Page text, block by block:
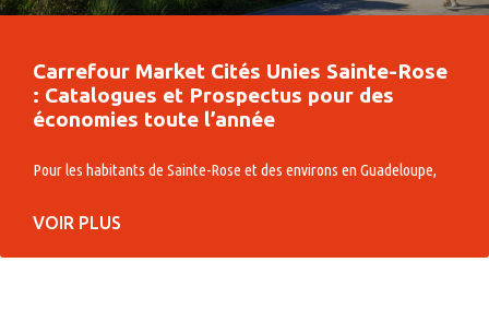
Carrefour Market Cités Unies Sainte-Rose
: Catalogues et Prospectus pour des
économies toute l’année
Pour les habitants de Sainte-Rose et des environs en Guadeloupe,
VOIR PLUS